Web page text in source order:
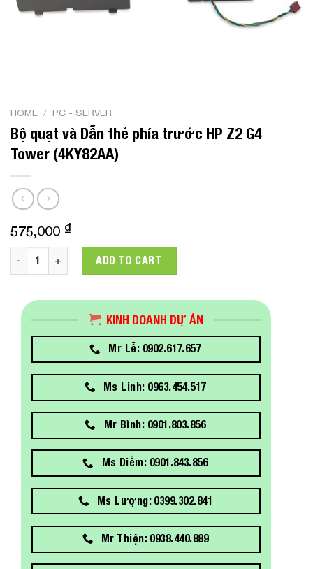
HOME / PC - SERVER
Bộ quạt và Dẫn thẻ phía trước HP Z2 G4
Tower (4KY82AA)
575,000 ₫
Bộ quạt và Dẫn thẻ phía trước HP Z2 G4 Tower (4KY82AA)
ADD TO CART
KINH DOANH DỰ ÁN
Mr Lễ: 0902.617.657
Ms Linh: 0963.454.517
Mr Bình: 0901.803.856
Ms Diễm: 0901.843.856
Ms Lượng: 0399.302.841
Mr Thiện: 0938.440.889